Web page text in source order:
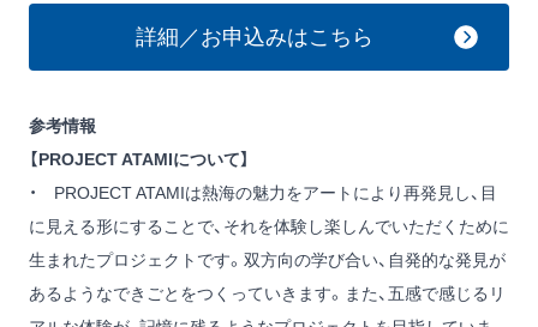
詳細／お申込みはこちら
参考情報
【PROJECT ATAMIについて】
・ PROJECT ATAMIは熱海の魅力をアートにより再発見し、目
に見える形にすることで、それを体験し楽しんでいただくために
生まれたプロジェクトです。双方向の学び合い、自発的な発見が
あるようなできごとをつくっていきます。また、五感で感じるリ